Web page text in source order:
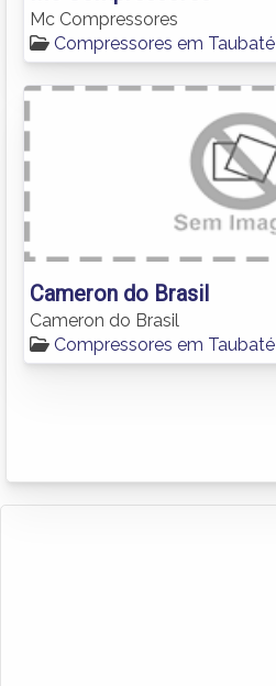
Mc Compressores
Compressores em Taubaté
Cameron do Brasil
Cameron do Brasil
Compressores em Taubaté